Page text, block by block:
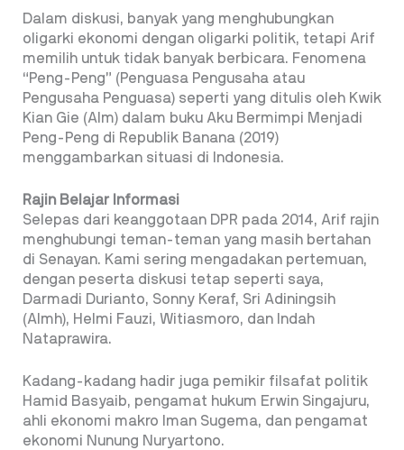
Dalam diskusi, banyak yang menghubungkan
oligarki ekonomi dengan oligarki politik, tetapi Arif
memilih untuk tidak banyak berbicara. Fenomena
“Peng-Peng” (Penguasa Pengusaha atau
Pengusaha Penguasa) seperti yang ditulis oleh Kwik
Kian Gie (Alm) dalam buku Aku Bermimpi Menjadi
Peng-Peng di Republik Banana (2019)
menggambarkan situasi di Indonesia.
Rajin Belajar Informasi
Selepas dari keanggotaan DPR pada 2014, Arif rajin
menghubungi teman-teman yang masih bertahan
di Senayan. Kami sering mengadakan pertemuan,
dengan peserta diskusi tetap seperti saya,
Darmadi Durianto, Sonny Keraf, Sri Adiningsih
(Almh), Helmi Fauzi, Witiasmoro, dan Indah
Nataprawira.
Kadang-kadang hadir juga pemikir filsafat politik
Hamid Basyaib, pengamat hukum Erwin Singajuru,
ahli ekonomi makro Iman Sugema, dan pengamat
ekonomi Nunung Nuryartono.